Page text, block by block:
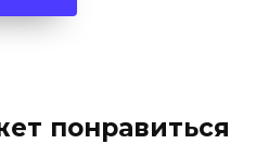
понравиться